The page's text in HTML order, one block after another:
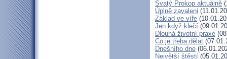
Svatý Prokop aktuálně
Úplně zavaleni
Základ ve víře
Jen když klečí
Dlouhá životní praxe
Co je třeba dělat
Dnešního dne
Největší štěstí